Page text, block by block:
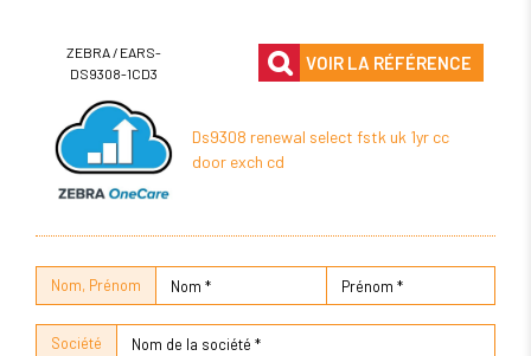
ZEBRA / EARS-
DS9308-1CD3
VOIR LA RÉFÉRENCE
Ds9308 renewal select fstk uk 1yr cc
door exch cd
Nom, Prénom
Société